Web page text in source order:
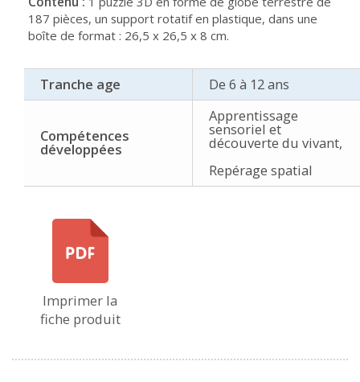
187 pièces, un support rotatif en plastique, dans une
boîte de format : 26,5 x 26,5 x 8 cm.
Tranche age De 6 à 12 ans
Compétences
développées
Apprentissage
sensoriel et
découverte du vivant,
Repérage spatial
Imprimer la
fiche produit